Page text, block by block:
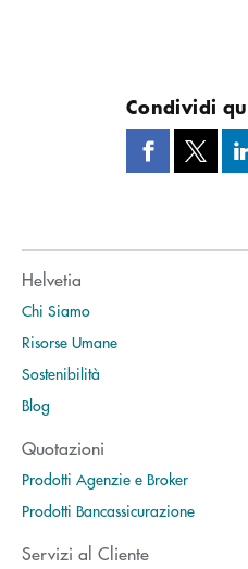
Condividi
Helvetia
Chi Siamo
Risorse Umane
Sostenibilità
Blog
Quotazioni
Prodotti Agenzie e Broker
Prodotti Bancassicurazione
Servizi al Cliente